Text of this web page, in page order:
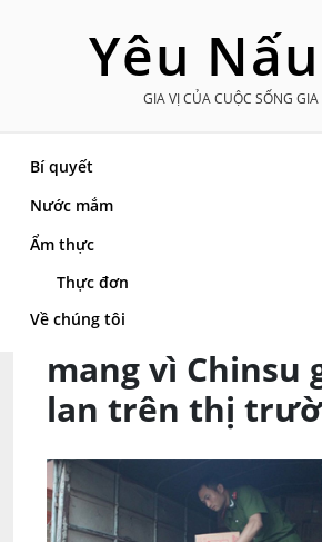
Yêu
GIA VỊ CỦA CUỘC SỐNG
Bí quyết
Nước mắm
Ẩm thực
Thực đơn
Về chúng tôi
hoang mang vì Chinsu giả tràn
trường
Người tiêu dùng
mang vì Chinsu
lan trên thị